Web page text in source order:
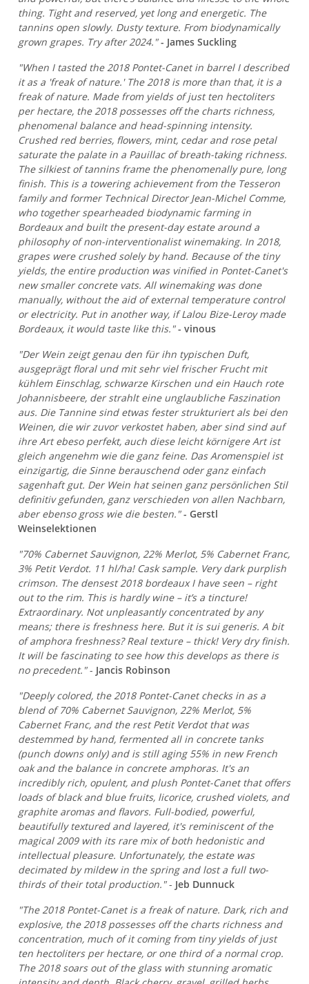
thing. Tight and reserved, yet long and energetic. The
tannins open slowly. Dusty texture. From biodynamically
grown grapes. Try after 2024." - James Suckling
"When I tasted the 2018 Pontet-Canet in barrel I described
it as a 'freak of nature.' The 2018 is more than that, it is a
freak of nature. Made from yields of just ten hectoliters
per hectare, the 2018 possesses off the charts richness,
phenomenal balance and head-spinning intensity.
Crushed red berries, flowers, mint, cedar and rose petal
saturate the palate in a Pauillac of breath-taking richness.
The silkiest of tannins frame the phenomenally pure, long
finish. This is a towering achievement from the Tesseron
family and former Technical Director Jean-Michel Comme,
who together spearheaded biodynamic farming in
Bordeaux and built the present-day estate around a
philosophy of non-interventionalist winemaking. In 2018,
grapes were crushed solely by hand. Because of the tiny
yields, the entire production was vinified in Pontet-Canet's
new smaller concrete vats. All winemaking was done
manually, without the aid of external temperature control
or electricity. Put in another way, if Lalou Bize-Leroy made
Bordeaux, it would taste like this." - vinous
"Der Wein zeigt genau den für ihn typischen Duft,
ausgeprägt floral und mit sehr viel frischer Frucht mit
kühlem Einschlag, schwarze Kirschen und ein Hauch rote
Johannisbeere, der strahlt eine unglaubliche Faszination
aus. Die Tannine sind etwas fester strukturiert als bei den
Weinen, die wir zuvor verkostet haben, aber sind sind auf
ihre Art ebeso perfekt, auch diese leicht körnigere Art ist
gleich angenehm wie die ganz feine. Das Aromenspiel ist
einzigartig, die Sinne berauschend oder ganz einfach
sagenhaft gut. Der Wein hat seinen ganz persönlichen Stil
definitiv gefunden, ganz verschieden von allen Nachbarn,
aber ebenso gross wie die besten." - Gerstl
Weinselektionen
"70% Cabernet Sauvignon, 22% Merlot, 5% Cabernet Franc,
3% Petit Verdot. 11 hl/ha! Cask sample. Very dark purplish
crimson. The densest 2018 bordeaux I have seen – right
out to the rim. This is hardly wine – it’s a tincture!
Extraordinary. Not unpleasantly concentrated by any
means; there is freshness here. But it is sui generis. A bit
of amphora freshness? Real texture – thick! Very dry finish.
It will be fascinating to see how this develops as there is
no precedent."- Jancis Robinson
"Deeply colored, the 2018 Pontet-Canet checks in as a
blend of 70% Cabernet Sauvignon, 22% Merlot, 5%
Cabernet Franc, and the rest Petit Verdot that was
destemmed by hand, fermented all in concrete tanks
(punch downs only) and is still aging 55% in new French
oak and the balance in concrete amphoras. It's an
incredibly rich, opulent, and plush Pontet-Canet that offers
loads of black and blue fruits, licorice, crushed violets, and
graphite aromas and flavors. Full-bodied, powerful,
beautifully textured and layered, it's reminiscent of the
magical 2009 with its rare mix of both hedonistic and
intellectual pleasure. Unfortunately, the estate was
decimated by mildew in the spring and lost a full two-
thirds of their total production."- Jeb Dunnuck
"The 2018 Pontet-Canet is a freak of nature. Dark, rich and
explosive, the 2018 possesses off the charts richness and
concentration, much of it coming from tiny yields of just
ten hectoliters per hectare, or one third of a normal crop.
The 2018 soars out of the glass with stunning aromatic